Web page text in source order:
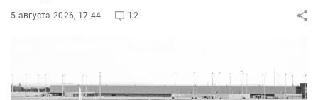
5 августа 2026, 17:44 12